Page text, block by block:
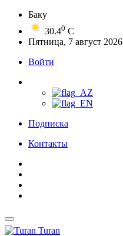
Баку
30.40 C
Пятница, 7 август 2026
Войти
Подписка
Контакты
Turan